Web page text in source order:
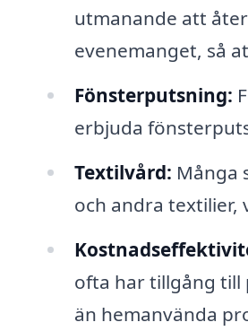
utmanande att
evenemanget, så
Fönsterputsning:
erbjuda
Textilvård: Många
och andra textilier,
ofta har tillgång
än hemanvända